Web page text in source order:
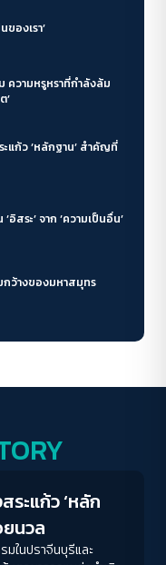
ของเรา’
’
แก้ว ‘หลักฐาน’ สำคัญที่
สระ’ จาก ‘ความเป็นอื่น’
กว้างของมหาสมุทร
ะแก้ว ‘หลัก
นวล
ในปราจีนบุรีและ